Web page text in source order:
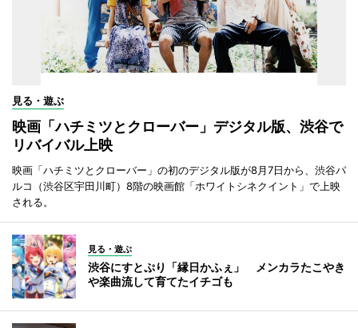
見る・遊ぶ
映画「ハチミツとクローバー」デジタル版、渋谷で
リバイバル上映
映画「ハチミツとクローバー」の初のデジタル版が8月7日から、渋谷パ
ルコ（渋谷区宇田川町）8階の映画館「ホワイトシネクイント」で上映
される。
見る・遊ぶ
渋谷にすとぷり「縁日かふぇ」 メンカラたこやき
や楽曲流して育てたイチゴも